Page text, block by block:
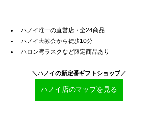
ハノイ唯一の直営店・全24商品
ハノイ大教会から徒歩10分
ハロン湾ラスクなど限定商品あり
＼ハノイの新定番ギフトショップ ／
ハノイ店のマップを見る